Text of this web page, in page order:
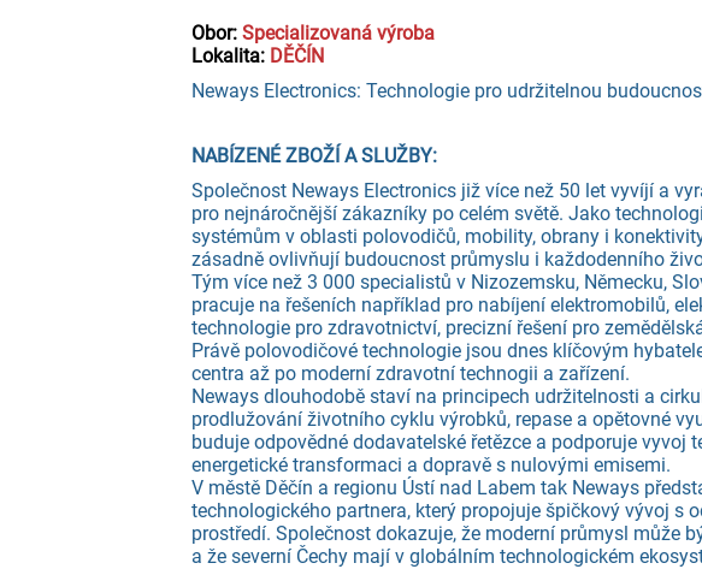
Obor: Specializovaná výroba
Lokalita: DĚČÍN
Neways Electronics: Technologie pro udržitelnou
NABÍZENÉ ZBOŽÍ A SLUŽBY:
Společnost Neways Electronics již více než 50 let vyvíjí a
pro nejnáročnější zákazníky po celém světě. Jako
systémům v oblasti polovodičů, mobility, obrany i
zásadně ovlivňují budoucnost průmyslu i každodenního
Tým více než 3 000 specialistů v Nizozemsku, Německu,
pracuje na řešeních například pro nabíjení elektromobilů,
technologie pro zdravotnictví, precizní řešení pro
Právě polovodičové technologie jsou dnes klíčovým
centra až po moderní zdravotní technogii a zařízení.
Neways dlouhodobě staví na principech udržitelnosti a
prodlužování životního cyklu výrobků, repase a opětovné
buduje odpovědné dodavatelské řetězce a podporuje vyvoj
energetické transformaci a dopravě s nulovými emisemi.
V městě Děčín a regionu Ústí nad Labem tak Neways
technologického partnera, který propojuje špičkový vývoj s
prostředí. Společnost dokazuje, že moderní průmysl může
a že severní Čechy mají v globálním technologickém